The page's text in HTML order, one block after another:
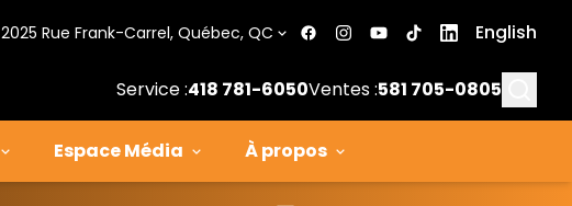
2025 Rue Frank-Carrel, Québec, QC English
Service :418 781-6050Ventes :581 705-0805
Espace Média À propos